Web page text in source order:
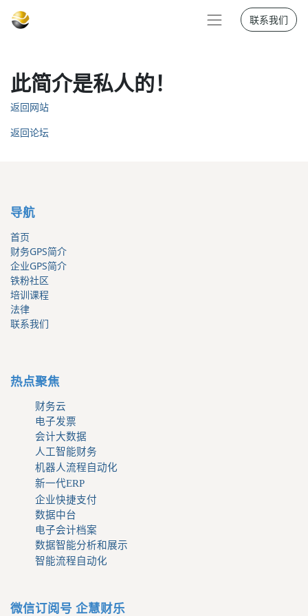
联系我们
此简介是私人的！
返回网站
返回论坛
导航
首页
财务GPS简介
企业GPS简介
铁粉社区
培训课程
法律
联系我们
热点聚焦
财务云
电子发票
会计大数据
人工智能财务
机器人流程自动化
新一代ERP
企业快捷支付
数据中台
电子会计档案
数据智能分析和展示
智能流程自动化
微信订阅号 企慧财乐